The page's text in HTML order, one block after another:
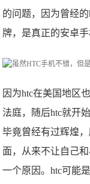
的问题，因为曾经
牌，是真正的安卓
因为htc在美国地区
法庭，随后htc就开
毕竟曾经有过辉煌
面，从来不让自己
一个原因。htc可能